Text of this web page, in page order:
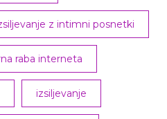
z intimni posnetki
raba interneta
izsiljevanje